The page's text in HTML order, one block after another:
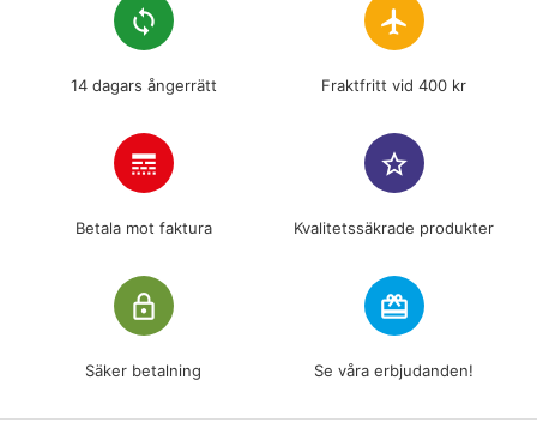
loop
14 dagars ångerrätt
flight
Fraktfritt vid 400 kr
line_style
Betala mot faktura
star_border
Kvalitetssäkrade produkter
lock_outline
Säker betalning
redeem
Se våra erbjudanden!